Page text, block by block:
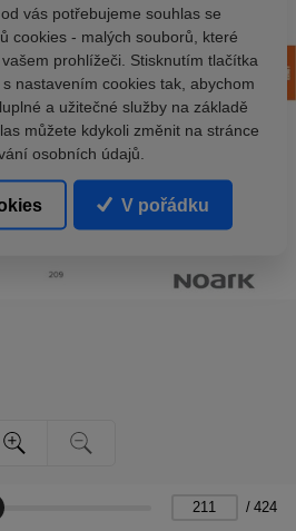
/ 424
vás potřebujeme souhlas se
cookies - malých souborů, které
prohlížeči. Stisknutím tlačítka
s nastavením cookies tak, abychom
a užitečné služby na základě
můžete kdykoli změnit na stránce
osobních údajů.
V pořádku